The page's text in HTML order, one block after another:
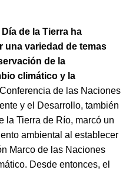
Día de la Tierra ha
una variedad de temas
de la
climático y la
de las Naciones
y el Desarrollo, también
la Tierra de Río, marcó un
ambiental al establecer
Marco de las Naciones
Desde entonces, el